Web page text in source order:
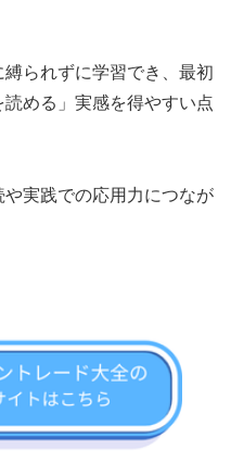
られずに学習でき、最初
める」実感を得やすい点
実践での応用力につなが